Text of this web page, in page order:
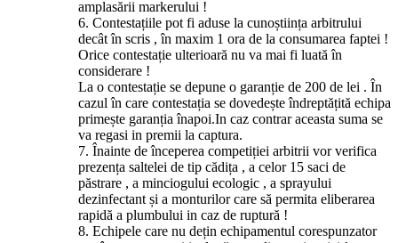
amplasării markerului !
6. Contestațiile pot fi aduse la cunoștiința arbitrului
decât în scris , în maxim 1 ora de la consumarea faptei !
Orice contestație ulterioară nu va mai fi luată în
considerare !
La o contestație se depune o garanție de 200 de lei . În
cazul în care contestația se dovedește îndreptățită echipa
primește garanția înapoi.In caz contrar aceasta suma se
va regasi in premii la captura.
7. Înainte de începerea competiției arbitrii vor verifica
prezența saltelei de tip cădița , a celor 15 saci de
păstrare , a minciogului ecologic , a sprayului
dezinfectant și a monturilor care să permita eliberarea
rapidă a plumbului in caz de ruptură !
8. Echipele care nu dețin echipamentul corespunzator